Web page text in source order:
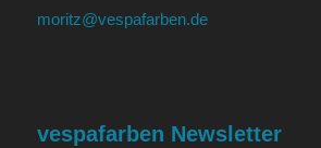
moritz@vespafarben.de
vespafarben Newsletter